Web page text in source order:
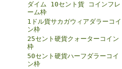
ダイム 10セント貨 コインフレ
ーム枠
1ドル貨サカガウィアダラーコイ
ン枠
25セント硬貨クォーターコイン
枠
50セント硬貨ハーフダラーコイ
ン枠